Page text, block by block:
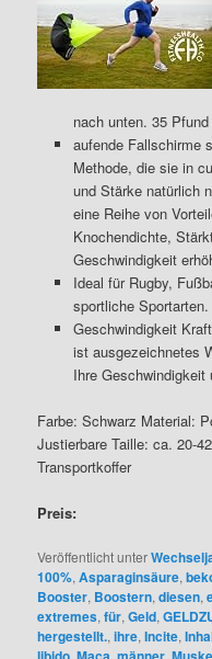
nach unten. 35
aufende Fallschirme
Methode, die sie in
und Stärke natürlich
eine Reihe von
Knochendichte,
Geschwindigkeit
Ideal für Rugby,
sportliche Sportarten.
Geschwindigkeit
ist ausgezeichnetes
Ihre Geschwindigkeit
Farbe: Schwarz Material:
Justierbare Taille: ca. 20-
Transportkoffer
Preis:
Veröffentlicht unter
100%,Asparaginsäure,
Booster, Boostern,diesen,
extremes,für,Geld,
hergestellt.,ihre,Incite,